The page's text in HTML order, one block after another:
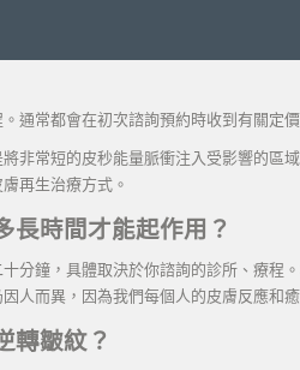
通常都會在初次諮詢預約時收到有關定
非常短的皮秒能量脈衝注入受影響的
再生治療方式。
長時間才能起作用？
分鐘，具體取決於你諮詢的診所、療程
人而異，因為我們每個人的皮膚反應和
轉皺紋？